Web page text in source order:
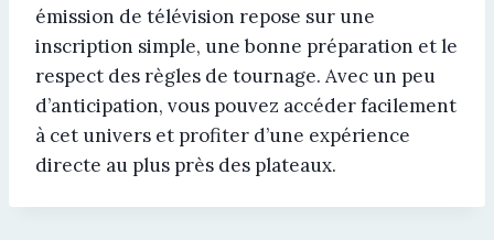
émission de télévision repose sur une
inscription simple, une bonne préparation et le
respect des règles de tournage. Avec un peu
d’anticipation, vous pouvez accéder facilement
à cet univers et profiter d’une expérience
directe au plus près des plateaux.